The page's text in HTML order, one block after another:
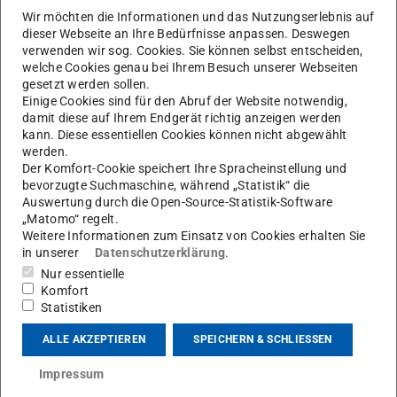
Weitere Informationen zu PUMA
Im Forschungsprojekt PUMA soll eine mobile
Penning-Malmberg Falle konstruiert werden, um
Anitprotonen vom ELENA Speicherring am CERN zur
ISOLDE Facility zu transportieren. Dort sollen die
Antiprotonen mit exotischen Kernen zur Kollision
gebracht werden.
Wir möchten die Informationen und das Nutzungserlebnis auf
dieser Webseite an Ihre Bedürfnisse anpassen. Deswegen
verwenden wir sog. Cookies. Sie können selbst entscheiden,
welche Cookies genau bei Ihrem Besuch unserer Webseiten
gesetzt werden sollen.
Einige Cookies sind für den Abruf der Website notwendig,
damit diese auf Ihrem Endgerät richtig anzeigen werden
kann. Diese essentiellen Cookies können nicht abgewählt
werden.
Der Komfort-Cookie speichert Ihre Spracheinstellung und
bevorzugte Suchmaschine, während „Statistik“ die
Auswertung durch die Open-Source-Statistik-Software
„Matomo“ regelt.
Weitere Informationen zum Einsatz von Cookies erhalten Sie
in unserer
Datenschutzerklärung.
Nur essentielle
Komfort
Statistiken
ALLE AKZEPTIEREN SPEICHERN & SCHLIESSEN
Impressum